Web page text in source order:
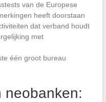
van de Europese
heeft doorstaan
dat verband houdt
met
één groot bureau
neobanken: